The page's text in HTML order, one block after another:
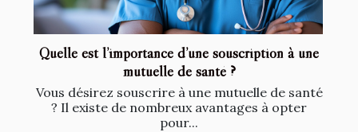
Quelle est l’importance d’une souscription à une
mutuelle de santé ?
Vous désirez souscrire à une mutuelle de santé
? Il existe de nombreux avantages à opter
pour...